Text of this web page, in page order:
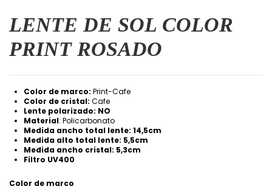
LENTE DE SOL COLOR
PRINT ROSADO
Color de marco: Print-Cafe
Color de cristal: Cafe
Lente polarizado: NO
Material: Policarbonato
Medida ancho total lente: 14,5cm
Medida alto total lente: 5,5cm
Medida ancho cristal: 5,3cm
Filtro UV400
Color de marco